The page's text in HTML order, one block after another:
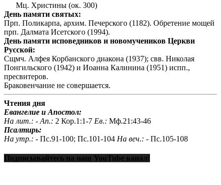
Мц. Христины (ок. 300)
День памяти святых:
Прп. Поликарпа, архим. Печерского (1182). Обретение мощей
прп. Далмата Исетского (1994).
День памяти исповедников и новомучеников Церкви
Русской:
Сщмч. Алфея Корбанского диакона (1937); свв. Николая
Понгильского (1942) и Иоанна Калинина (1951) испп.,
пресвитеров.
Браковенчание не совершается.
Чтения дня
Евангелие и Апостол:
На лит.: - Ап.: 2 Кор.1:1-7 Ев.: Мф.21:43-46
Псалтирь:
На утр.: - Пс.91-100; Пс.101-104 На веч.: - Пс.105-108
Подписывайтесь на наш YouTube канал!